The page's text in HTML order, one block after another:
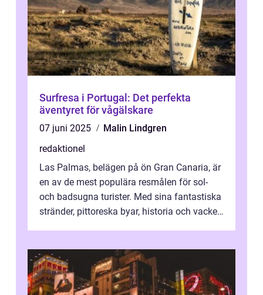
Surfresa i Portugal: Det perfekta
äventyret för vågälskare
07 juni 2025
Malin Lindgren
redaktionel
Las Palmas, belägen på ön Gran Canaria, är
en av de mest populära resmålen för sol-
och badsugna turister. Med sina fantastiska
stränder, pittoreska byar, historia och vacker